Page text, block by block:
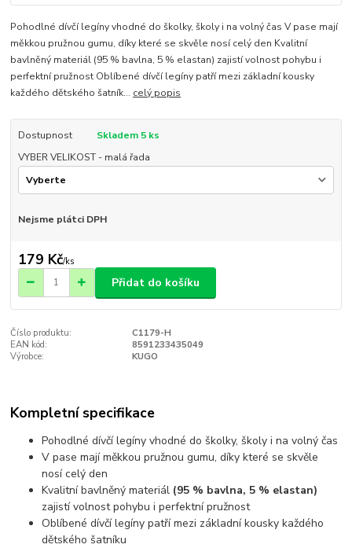
Pohodlné dívčí legíny vhodné do školky, školy i na volný čas V pase mají
měkkou pružnou gumu, díky které se skvěle nosí celý den Kvalitní
bavlněný materiál (95 % bavlna, 5 % elastan) zajistí volnost pohybu i
perfektní pružnost Oblíbené dívčí legíny patří mezi základní kousky
každého dětského šatník... celý popis
Dostupnost
Skladem 5 ks
VYBER VELIKOST - malá řada
Nejsme plátci DPH
179 Kč/ks
Přidat do košíku
Číslo produktu:
C1179-H
EAN kód:
8591233435049
Výrobce:
KUGO
Kompletní specifikace
Pohodlné dívčí legíny vhodné do školky, školy i na volný čas
V pase mají měkkou pružnou gumu, díky které se skvěle
nosí celý den
Kvalitní bavlněný materiál (95 % bavlna, 5 % elastan)
zajistí volnost pohybu i perfektní pružnost
Oblíbené dívčí legíny patří mezi základní kousky každého
dětského šatníku